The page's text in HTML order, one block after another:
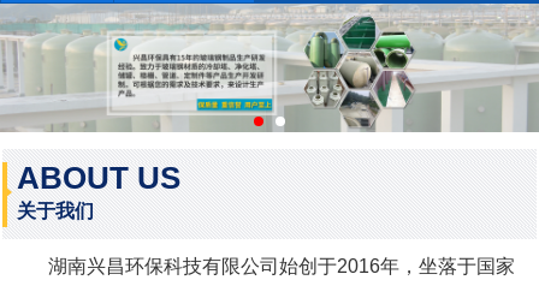
ABOUT US
关于我们
湖南兴昌环保科技有限公司始创于2016年，坐落于国家